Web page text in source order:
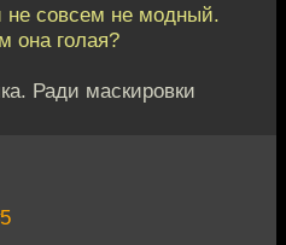
совсем не модный.
она голая?
Ради маскировки